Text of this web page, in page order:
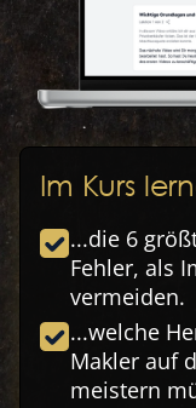
Im Kurs
...die 6
Fehler, als
vermeiden.
...welche
Makler auf
meistern